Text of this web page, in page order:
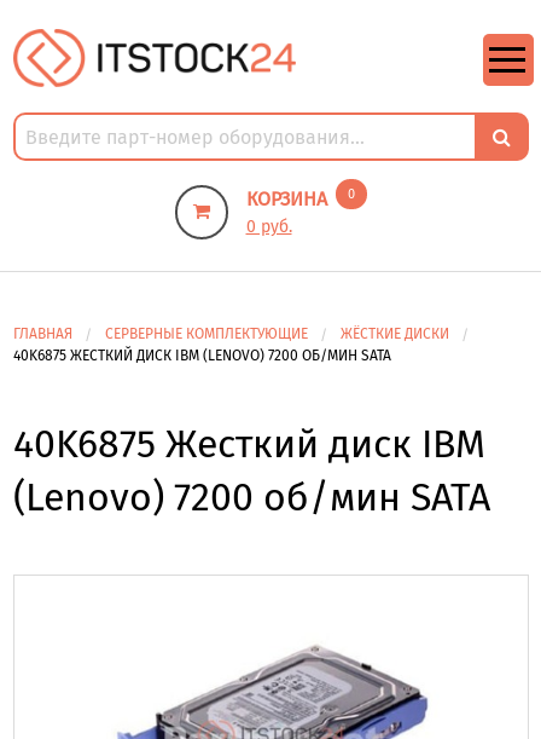
КОРЗИНА 0
0 руб.
ГЛАВНАЯ СЕРВЕРНЫЕ КОМПЛЕКТУЮЩИЕ
ЖЁСТКИЕ ДИСКИ
40K6875 ЖЕСТКИЙ ДИСК IBM (LENOVO) 7200 ОБ/МИН SATA
40K6875 Жесткий диск IBM
(Lenovo) 7200 об/мин SATA